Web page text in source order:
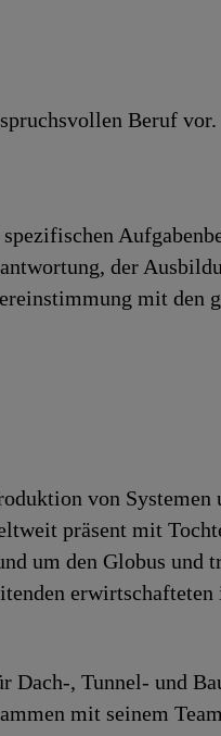
Beruf vor.
der
mit den
von Systemen
präsent mit
um den Globus und
erwirtschafteten
, Tunnel- und
mit seinem